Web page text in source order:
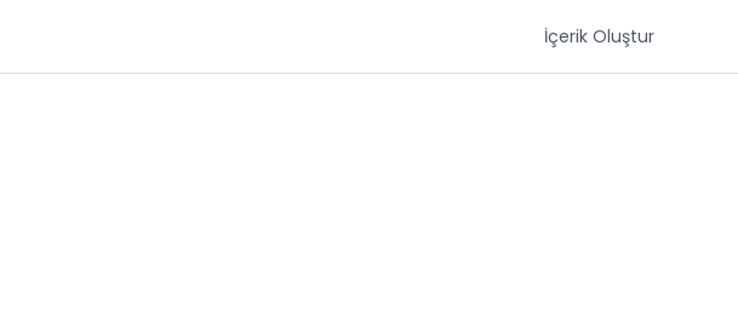
İçerik Oluştur